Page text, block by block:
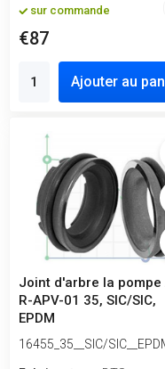
sur commande
€87
Ajouter au
Joint d'arbre la pompe
R-APV-01 35, SIC/SIC,
EPDM
16455_35__SIC/